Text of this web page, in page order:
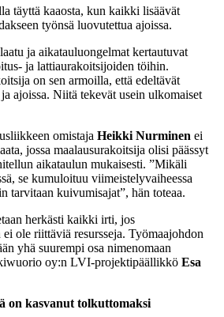
täyttä kaaosta, kun kaikki lisäävät
työnsä luovutettua ajoissa.
ja aikatauluongelmat kertautuvat
ja lattiaurakoitsijoiden töihin.
on sen armoilla, että edeltävät
ajoissa. Niitä tekevät usein ulkomaiset
omistaja Heikki Nurminen ei
jossa maalausurakoitsija olisi päässyt
aikataulun mukaisesti. ”Mikäli
se kumuloituu viimeistelyvaiheessa
tarvitaan kuivumisajat”, hän toteaa.
herkästi kaikki irti, jos
ole riittäviä resursseja. Työmaajohdon
yhä suurempi osa nimenomaan
oy:n LVI-projektipäällikkö Esa
on kasvanut tolkuttomaksi